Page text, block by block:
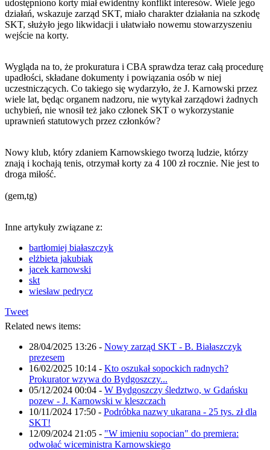
udostępniono korty miał ewidentny konflikt interesów. Wiele jego
działań, wskazuje zarząd SKT, miało charakter działania na szkodę
SKT, służyło jego likwidacji i ułatwiało nowemu stowarzyszeniu
wejście na korty.
Wygląda na to, że prokuratura i CBA sprawdza teraz całą procedurę
upadłości, składane dokumenty i powiązania osób w niej
uczestniczących. Co takiego się wydarzyło, że J. Karnowski przez
wiele lat, będąc organem nadzoru, nie wytykał zarządowi żadnych
uchybień, nie wnosił też jako członek SKT o wykorzystanie
uprawnień statutowych przez członków?
Nowy klub, który zdaniem Karnowskiego tworzą ludzie, którzy
znają i kochają tenis, otrzymał korty za 4 100 zł rocznie. Nie jest to
droga miłość.
(gem,tg)
Inne artykuły związane z:
bartłomiej białaszczyk
elżbieta jakubiak
jacek karnowski
skt
wiesław pedrycz
Tweet
Related news items:
28/04/2025 13:26 - Nowy zarząd SKT - B. Białaszczyk
prezesem
16/02/2025 10:14 - Kto oszukał sopockich radnych?
Prokurator wzywa do Bydgoszczy...
05/12/2024 00:04 - W Bydgoszczy śledztwo, w Gdańsku
pozew - J. Karnowski w kleszczach
10/11/2024 17:50 - Podróbka nazwy ukarana - 25 tys. zł dla
SKT!
12/09/2024 21:05 - "W imieniu sopocian" do premiera:
odwołać wiceministra Karnowskiego